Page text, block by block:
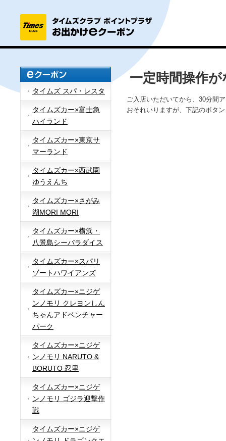
タイムズ スパ・レスタ
タイムズカー×富士急
ハイランド
タイムズカー×東京サ
マーランド
タイムズカー×西武園
ゆうえんち
タイムズカー×さがみ
湖MORI MORI
タイムズカー×横浜・
八景島シーパラダイス
タイムズカー×スパリ
ゾートハワイアンズ
タイムズカー×ニジゲ
ンノモリ クレヨンしん
ちゃんアドベンチャー
パーク
タイムズカー×ニジゲ
ンノモリ NARUTO &
BORUTO 忍里
タイムズカー×ニジゲ
ンノモリ ゴジラ迎撃作
戦
タイムズカー×ニジゲ
一定時間操作
ご入店いただいてから、30分間
おそれいりますが、下記のボタ